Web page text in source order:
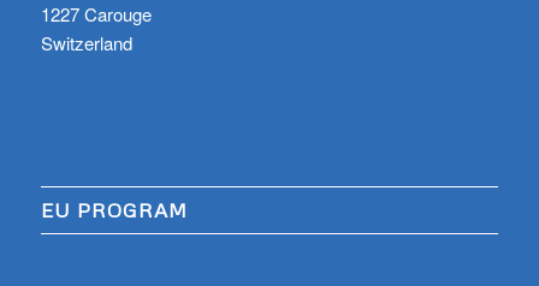
1227 Carouge
Switzerland
EU PROGRAM